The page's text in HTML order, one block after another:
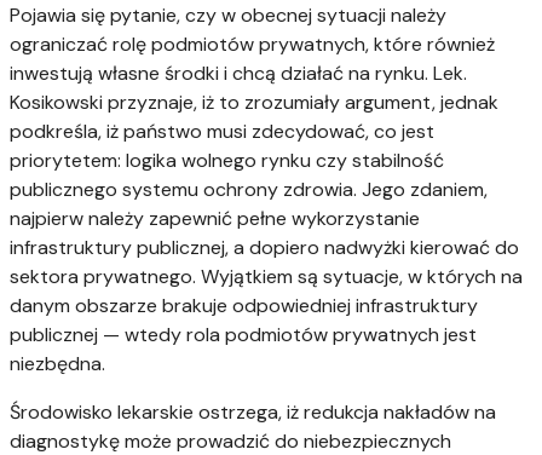
Pojawia się pytanie, czy w obecnej sytuacji należy
ograniczać rolę podmiotów prywatnych, które również
inwestują własne środki i chcą działać na rynku. Lek.
Kosikowski przyznaje, iż to zrozumiały argument, jednak
podkreśla, iż państwo musi zdecydować, co jest
priorytetem: logika wolnego rynku czy stabilność
publicznego systemu ochrony zdrowia. Jego zdaniem,
najpierw należy zapewnić pełne wykorzystanie
infrastruktury publicznej, a dopiero nadwyżki kierować do
sektora prywatnego. Wyjątkiem są sytuacje, w których na
danym obszarze brakuje odpowiedniej infrastruktury
publicznej — wtedy rola podmiotów prywatnych jest
niezbędna.
Środowisko lekarskie ostrzega, iż redukcja nakładów na
diagnostykę może prowadzić do niebezpiecznych